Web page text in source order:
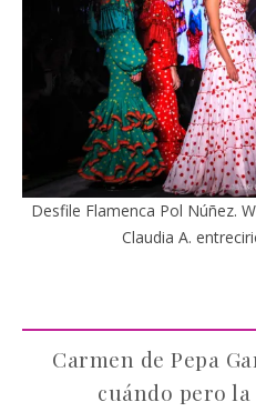
Desfile Flamenca Pol Núñez.
Claudia A.
Carmen de Pepa
cuándo pero